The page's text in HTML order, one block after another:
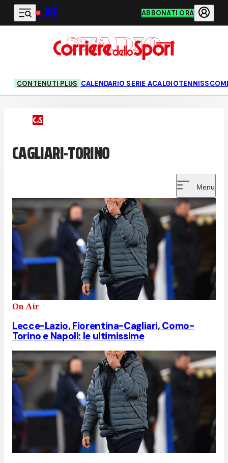
Vai al contenuto principale
LIVE ABBONATI ORA
CONTENUTI PLUS CALENDARIO SERIE ACALCIOTENNIS
CAGLIARI-TORINO
Menu
On Air
Lecce-Lazio, Fiorentina-Cagliari, Como-
Torino e Napoli: le ultimissime